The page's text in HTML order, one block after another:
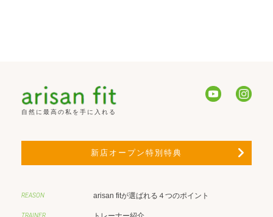
自然に最高の私を手に入れる
新店オープン特別特典 chevron_right
REASON arisan fitが選ばれる４つのポイント
TRAINER